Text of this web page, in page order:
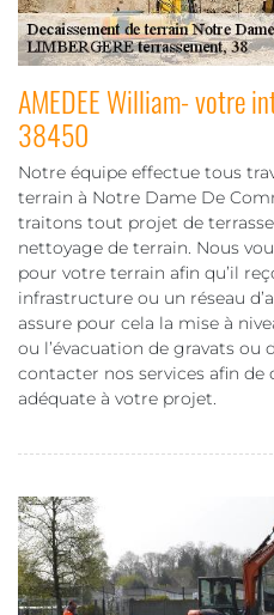
AMEDEE William- votre
38450
Notre équipe effectue tous
terrain à Notre Dame De
traitons tout projet de
nettoyage de terrain. Nous
pour votre terrain afin qu’il
infrastructure ou un réseau
assure pour cela la mise à
ou l’évacuation de gravats ou
contacter nos services afin de
adéquate à votre projet.